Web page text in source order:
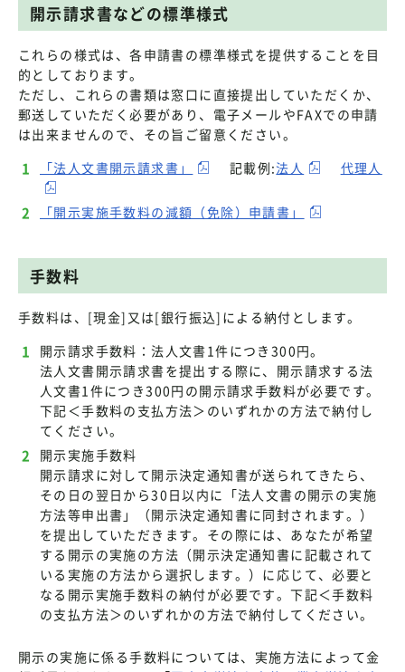
開示請求書などの標準様式
これらの様式は、各申請書の標準様式を提供することを目
的としております。
ただし、これらの書類は窓口に直接提出していただくか、
郵送していただく必要があり、電子メールやFAXでの申請
は出来ませんので、その旨ご留意ください。
「法人文書開示請求書」
記載例:法人 代理人
「開示実施手数料の減額（免除）申請書」
手数料
手数料は、[現金]又は[銀行振込]による納付とします。
開示請求手数料：法人文書1件につき300円。
法人文書開示請求書を提出する際に、開示請求する法
人文書1件につき300円の開示請求手数料が必要です。
下記＜手数料の支払方法＞のいずれかの方法で納付し
てください。
開示実施手数料
開示請求に対して開示決定通知書が送られてきたら、
その日の翌日から30日以内に「法人文書の開示の実施
方法等申出書」（開示決定通知書に同封されます。）
を提出していただきます。その際には、あなたが希望
する開示の実施の方法（開示決定通知書に記載されて
いる実施の方法から選択します。）に応じて、必要と
なる開示実施手数料の納付が必要です。下記＜手数料
の支払方法＞のいずれかの方法で納付してください。
開示の実施に係る手数料については、実施方法によって金